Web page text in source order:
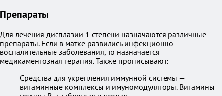
Препараты
Для лечения дисплазии 1 степени назначаются различные
препараты. Если в матке развились инфекционно-
воспалительные заболевания, то назначается
медикаментозная терапия. Также прописывают:
Средства для укрепления иммунной системы —
витаминные комплексы и имуномодуляторы. Витамины